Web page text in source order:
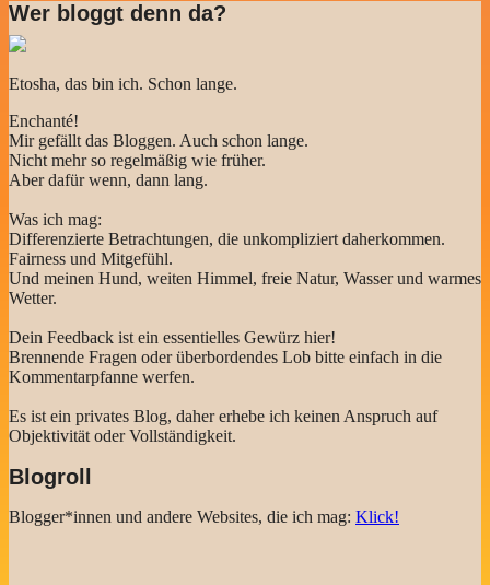
Wer bloggt denn da?
Etosha, das bin ich. Schon lange.
Enchanté!
Mir gefällt das Bloggen. Auch schon lange.
Nicht mehr so regelmäßig wie früher.
Aber dafür wenn, dann lang.
Was ich mag:
Differenzierte Betrachtungen, die unkompliziert daherkommen.
Fairness und Mitgefühl.
Und meinen Hund, weiten Himmel, freie Natur, Wasser und warmes
Wetter.
Dein Feedback ist ein essentielles Gewürz hier!
Brennende Fragen oder überbordendes Lob bitte einfach in die
Kommentarpfanne werfen.
Es ist ein privates Blog, daher erhebe ich keinen Anspruch auf
Objektivität oder Vollständigkeit.
Blogroll
Blogger*innen und andere Websites, die ich mag: Klick!